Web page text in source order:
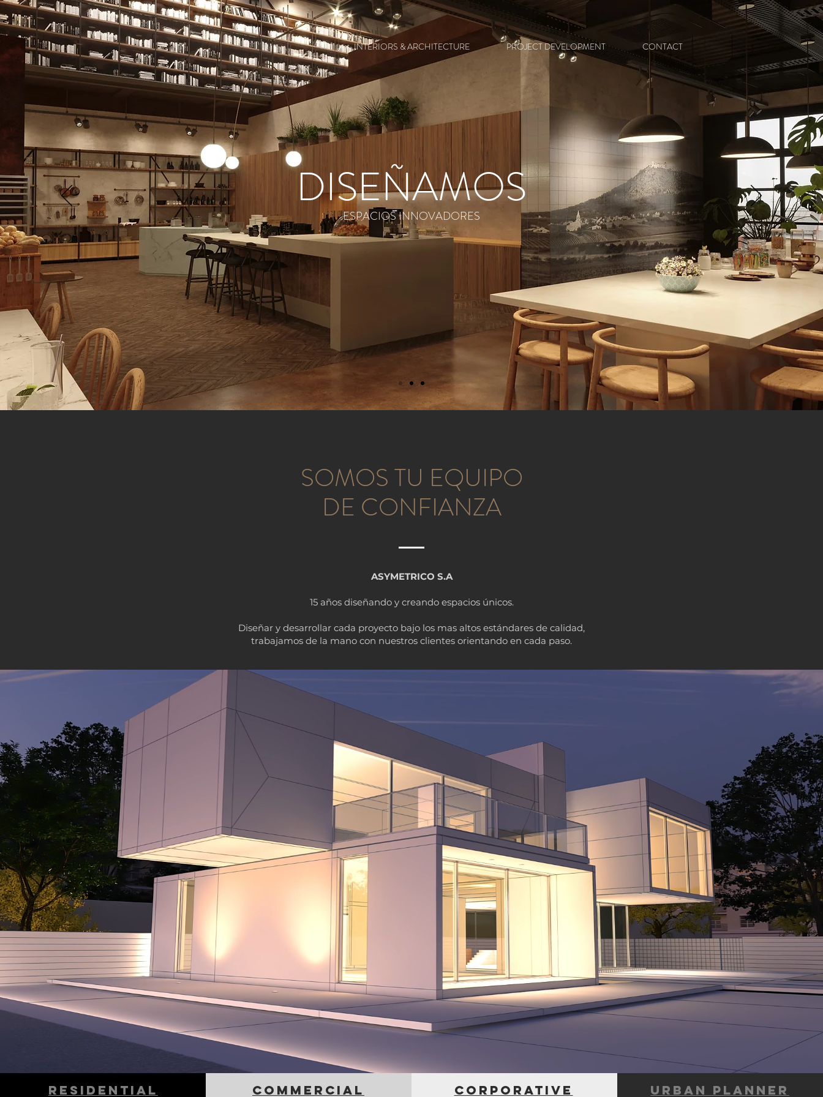
INTERIORS & ARCHITECTURE PROJECT DEVELOPMENT CONTACT
DISEÑAMOS
ESPACIOS INNOVADORES
SOMOS TU EQUIPO
DE CONFIANZA
ASYMETRICO S.A
15 años diseñando y creando espacios únicos.
Diseñar y desarrollar cada proyecto bajo los mas altos estándares de calidad,
trabajamos de la mano con nuestros clientes orientando en cada paso.
residential commercial corporative urban planner